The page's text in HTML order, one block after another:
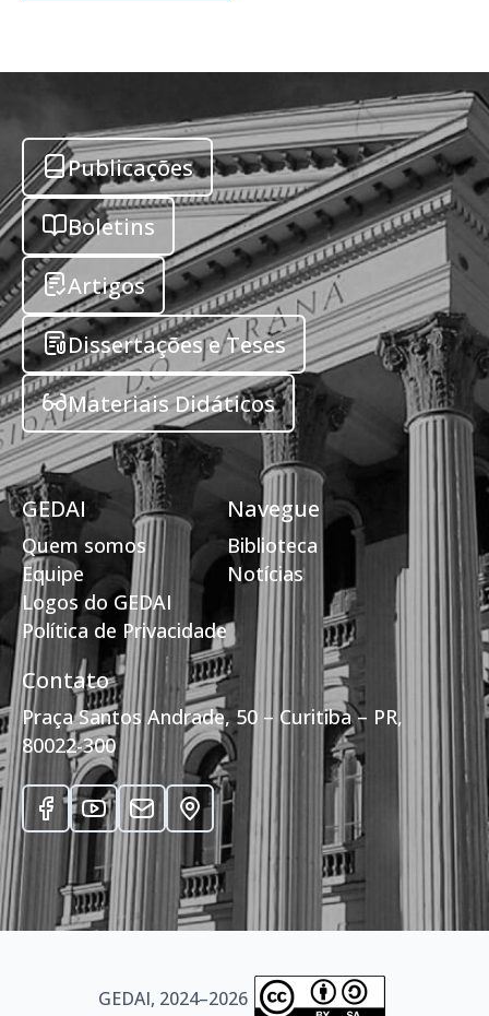
Publicações
Boletins
Artigos
Dissertações e Teses
Materiais Didáticos
GEDAI
Quem somos
Equipe
Logos do GEDAI
Política de Privacidade
Navegue
Biblioteca
Notícias
Contato
Praça Santos Andrade, 50 – Curitiba – PR,
80022-300
GEDAI, 2024–2026